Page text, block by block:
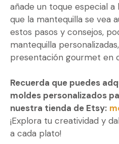
añade un toque especial
que la mantequilla se vea
estos pasos y consejos,
mantequilla
presentación gourmet en
Recuerda que puedes
moldes personalizados
nuestra tienda de Etsy:
¡Explora tu creatividad y
a cada plato!